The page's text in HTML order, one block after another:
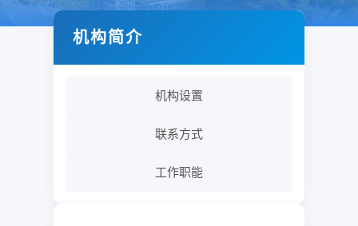
机构简介
机构设置
联系方式
工作职能